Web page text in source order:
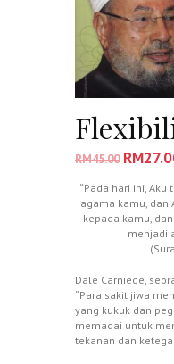
RM45.00 RM
“Pada hari ini,
agama kamu, dan
kepada kamu,
menjadi
Dale Carniege,
“Para sakit jiwa
yang kukuk dan
memadai untuk
tekanan dan